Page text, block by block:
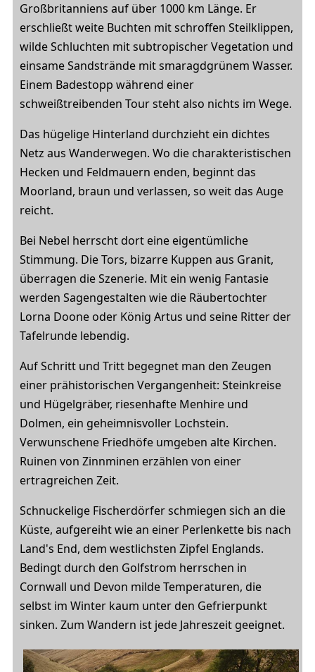
Großbritanniens auf über 1000 km Länge. Er
erschließt weite Buchten mit schroffen Steilklippen,
wilde Schluchten mit subtropischer Vegetation und
einsame Sandstrände mit smaragdgrünem Wasser.
Einem Badestopp während einer
schweißtreibenden Tour steht also nichts im Wege.
Das hügelige Hinterland durchzieht ein dichtes
Netz aus Wanderwegen. Wo die charakteristischen
Hecken und Feldmauern enden, beginnt das
Moorland, braun und verlassen, so weit das Auge
reicht.
Bei Nebel herrscht dort eine eigentümliche
Stimmung. Die Tors, bizarre Kuppen aus Granit,
überragen die Szenerie. Mit ein wenig Fantasie
werden Sagengestalten wie die Räubertochter
Lorna Doone oder König Artus und seine Ritter der
Tafelrunde lebendig.
Auf Schritt und Tritt begegnet man den Zeugen
einer prähistorischen Vergangenheit: Steinkreise
und Hügelgräber, riesenhafte Menhire und
Dolmen, ein geheimnisvoller Lochstein.
Verwunschene Friedhöfe umgeben alte Kirchen.
Ruinen von Zinnminen erzählen von einer
ertragreichen Zeit.
Schnuckelige Fischerdörfer schmiegen sich an die
Küste, aufgereiht wie an einer Perlenkette bis nach
Land's End, dem westlichsten Zipfel Englands.
Bedingt durch den Golfstrom herrschen in
Cornwall und Devon milde Temperaturen, die
selbst im Winter kaum unter den Gefrierpunkt
sinken. Zum Wandern ist jede Jahreszeit geeignet.